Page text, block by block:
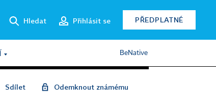
Hledat Přihlásit se PŘEDPLATNÉ
BeNative
Sdílet Odemknout známému